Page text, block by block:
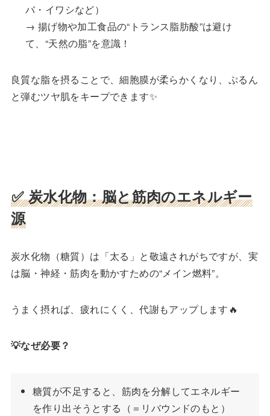
バ・イワシなど）
→ 揚げ物や加工食品の“トランス脂肪酸”は避け
て、“天然の脂”を意識！
良質な脂を摂ることで、細胞膜が柔らかくなり、ぷるん
と弾むツヤ肌をキープできます✨
✅ 炭水化物：脳と筋肉のエネルギー
源
炭水化物（糖質）は「太る」と敬遠されがちですが、実
は脳・神経・筋肉を動かすための“メイン燃料”。
うまく摂れば、疲れにくく、代謝もアップします🔥
💡なぜ必要？
糖質が不足すると、筋肉を分解してエネルギー
を作り出そうとする（＝リバウンドのもと）